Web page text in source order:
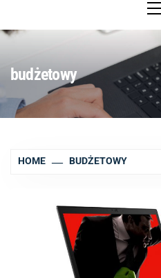
budżetowy
HOME BUDŻETOWY